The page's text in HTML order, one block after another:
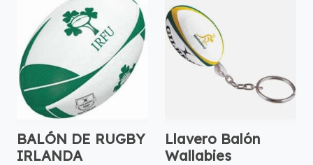
BALÓN DE RUGBY
IRLANDA
Llavero Balón
Wallabies